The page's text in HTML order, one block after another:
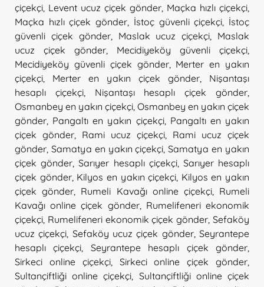
çiçekçi Levent ucuz çiçek gönder Maçka hızlı çiçekçi
Maçka hızlı çiçek gönder İstoç güvenli çiçekçi İstoç
güvenli çiçek gönder, Maslak ucuz çiçekçi
Maslak
ucuz çiçek gönder
Mecidiyeköy güvenli çiçekçi
Mecidiyeköy güvenli çiçek gönder, Merter en yakın
çiçekçi
Merter en yakın çiçek gönder
Nişantaşı
hesaplı çiçekçi, Nişantaşı hesaplı çiçek gönder
Osmanbey en yakın çiçekçi Osmanbey en yakın çiçek
gönder Pangaltı en yakın çiçekçi, Pangaltı en yakın
çiçek gönder
Rami ucuz çiçekçi
Rami ucuz çiçek
gönder Samatya en yakın çiçekçi ,Samatya en yakın
çiçek gönder ,Sarıyer hesaplı çiçekçi, Sarıyer hesaplı
çiçek gönder, Kilyos en yakın çiçekçi Kilyos en yakın
çiçek gönder
Rumeli Kavağı online çiçekçi, Rumeli
Kavağı online çiçek gönder, Rumelifeneri ekonomik
çiçekçi Rumelifeneri ekonomik çiçek gönder ,Sefaköy
ucuz çiçekçi Sefaköy ucuz çiçek gönder,Seyrantepe
hesaplı çiçekçi
Seyrantepe hesaplı çiçek gönder
Sirkeci online çiçekçi, Sirkeci online çiçek gönder
Sultançiftliği online çiçekçi
Sultançiftliği online çiçek